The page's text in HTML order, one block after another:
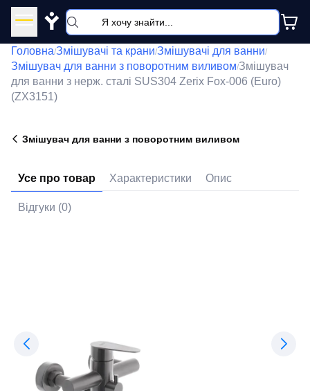
Y
Головна/Змішувачі та крани/Змішувачі для ванни/
Змішувач для ванни з поворотним виливом/Змішувач
для ванни з нерж. сталі SUS304 Zerix Fox-006 (Euro)
(ZX3151)
Змішувач для ванни з поворотним виливом
Усе про товар Характеристики Опис
Відгуки (0)